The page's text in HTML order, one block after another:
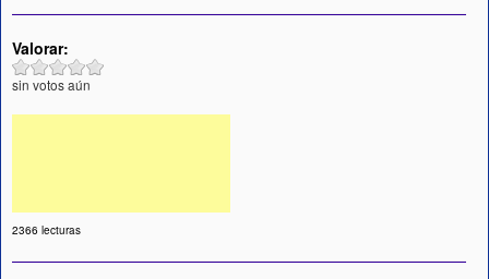
Valorar:
sin votos aún
2366 lecturas